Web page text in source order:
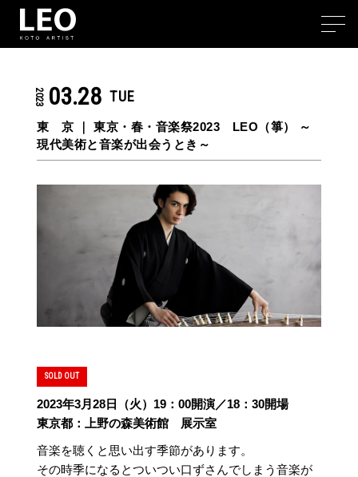
2023 03.28 TUE
東 京 ｜東京・春・音楽祭2023 LEO（箏） ～
現代美術と音楽が出会うとき～
SOLD OUT
2023年3月28日（火）19：00開演／18：30開場
東京都：上野の森美術館 展示室
音楽を聴くと思い出す季節があります。
その時季になるとついつい口ずさんでしまう音楽が